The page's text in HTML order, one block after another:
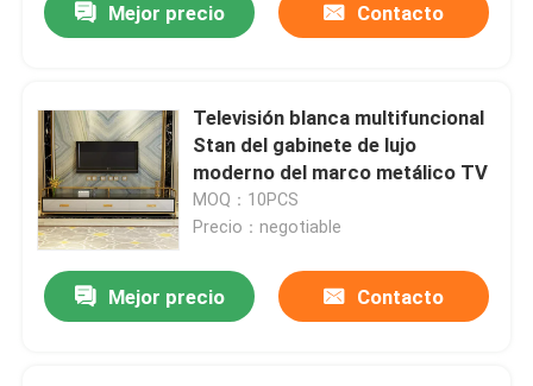
Mejor precio Contacto
Televisión blanca multifuncional
Stan del gabinete de lujo
moderno del marco metálico TV
MOQ：10PCS
Precio：negotiable
Mejor precio Contacto